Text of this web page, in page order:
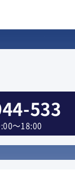
533
～18:00